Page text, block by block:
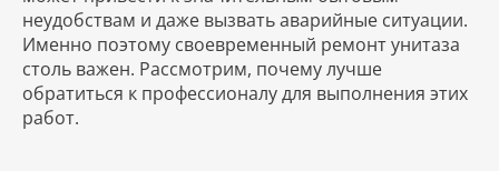
неудобствам и даже вызвать аварийные ситуации.
Именно поэтому своевременный ремонт унитаза
столь важен. Рассмотрим, почему лучше
обратиться к профессионалу для выполнения этих
работ.